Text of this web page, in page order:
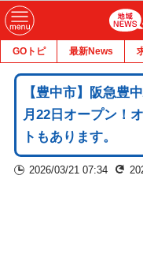
GOトピ 最新News
【豊中市】阪急豊
月22日オープン！
トもあります。
2026/03/21 07:34